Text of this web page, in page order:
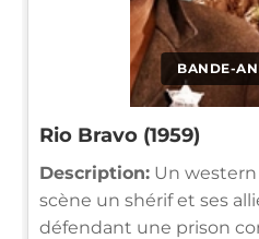
BANDE-
Rio Bravo (1959)
Description: Un
scène un shérif et ses
défendant une prison